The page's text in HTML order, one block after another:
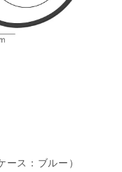
ス：ブルー）